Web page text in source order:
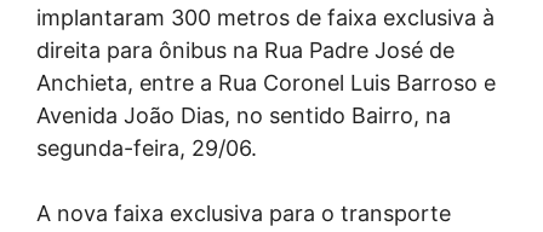
implantaram 300 metros de faixa exclusiva à
direita para ônibus na Rua Padre José de
Anchieta, entre a Rua Coronel Luis Barroso e
Avenida João Dias, no sentido Bairro, na
segunda-feira, 29/06.
A nova faixa exclusiva para o transporte